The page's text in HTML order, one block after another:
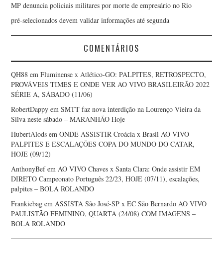
MP denuncia policiais militares por morte de empresário no Rio
pré-selecionados devem validar informações até segunda
COMENTÁRIOS
QH88 emFluminense x Atlético-GO: PALPITES, RETROSPECTO,
PROVÁVEIS TIMES E ONDE VER AO VIVO BRASILEIRÃO 2022
SÉRIE A, SÁBADO (11/06)
RobertDappy emSMTT faz nova interdição na Lourenço Vieira da
Silva neste sábado – MARANHÃO Hoje
HubertAlods emONDE ASSISTIR Croácia x Brasil AO VIVO
PALPITES E ESCALAÇÕES COPA DO MUNDO DO CATAR,
HOJE (09/12)
AnthonyBefemAO VIVO Chaves x Santa Clara: Onde assistir EM
DIRETO Campeonato Português 22/23, HOJE (07/11), escalações,
palpites – BOLA ROLANDO
Frankiebag emASSISTA São José-SP x EC São Bernardo AO VIVO
PAULISTÃO FEMININO, QUARTA (24/08) COM IMAGENS –
BOLA ROLANDO